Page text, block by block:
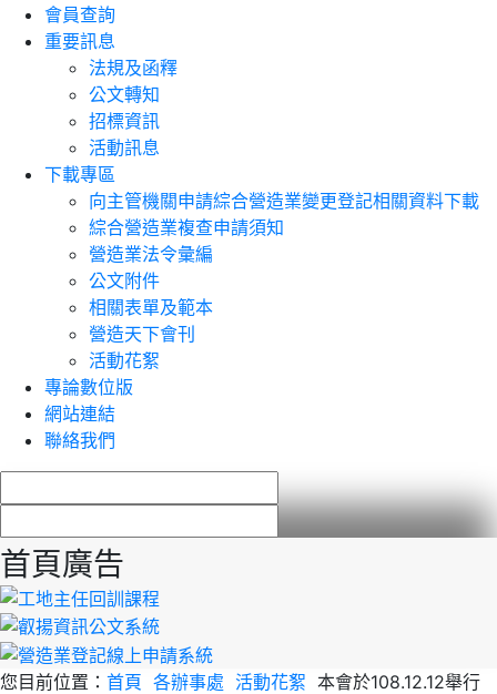
會員查詢
重要訊息
法規及函釋
公文轉知
招標資訊
活動訊息
下載專區
向主管機關申請綜合營造業變更登記相關資料下載
綜合營造業複查申請須知
營造業法令彙編
公文附件
相關表單及範本
營造天下會刊
活動花絮
專論數位版
網站連結
聯絡我們
首頁廣告
您目前位置： 首頁 各辦事處 活動花絮 本會於108.12.12舉行